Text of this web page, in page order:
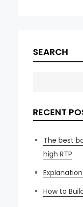
SEARCH
RECENT
The best
high RTP
How to